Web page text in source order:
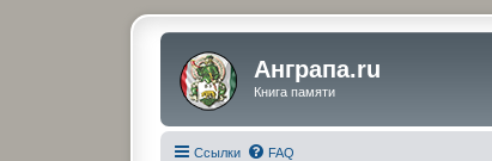
Анграпа.ru
Книга памяти
Ссылки FAQ